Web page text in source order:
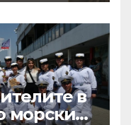
в
морските